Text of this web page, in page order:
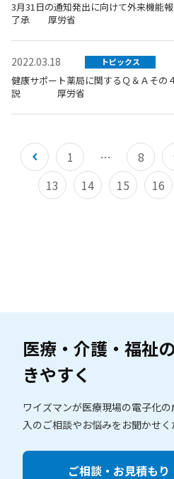
3月31日の通知発出に向けて外来機能
了承 厚労省
2022.03.18 トピックス
健康サポート薬局に関するＱ＆Ａその
説 厚労省
1 … 8
13
14 15 16
医療・介護・福祉
きやすく
ワイズマンが医療現場の電子化の
入のご相談やお悩みをお聞かせく
ご相談・お見積もり